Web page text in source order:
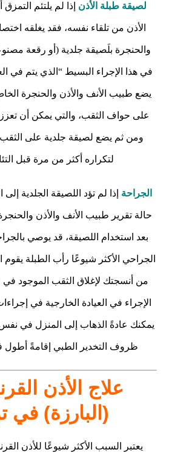
لصيقة طبلة الأذن إذا لم يلتئم
الأذن من تلقاء نفسه، فقد يغلقه
والحنجرة بلَصيقة جلدية (أو رقعة
في هذا الإجراء البسيط “الذي يتم في
يضع طبيب الأنف والأذن والحنجرة
على حواف الثقب، والتي يمكن أن تعزز
ومن ثم يضع لصيقة جلدية على الثقب
لتكراره أكثر من مرة قبل
الجراحة إذا لم تؤد اللصيقة الجلدية إلى
حالة تقرير طبيب الأنف والأذن
بعد استخدام اللصيقة، قد يوصي
الجراحي الأكثر شيوعًا رأب الطبلة يقوم
من أنسجتك لإغلاق الثقب الموجود في
الإجراء في العيادة الخارجية في
يمكنك عادةً الذهاب إلى المنزل في
ظروف التخدير الطبي إقامةً
علاج الأذن
(البارزة) في
يعتبر السبب الأكثر شيوعًا للأذن